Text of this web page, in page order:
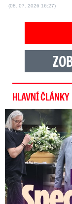
(08. 07. 2026 16:27)
HLAVNÍ ČLÁNKY
Speciální řečníci